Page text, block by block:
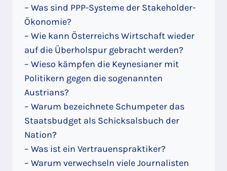
– Was sind PPP-Systeme der Stakeholder-
Ökonomie?
– Wie kann Österreichs Wirtschaft wieder
auf die Überholspur gebracht werden?
– Wieso kämpfen die Keynesianer mit
Politikern gegen die sogenannten
Austrians?
– Warum bezeichnete Schumpeter das
Staatsbudget als Schicksalsbuch der
Nation?
– Was ist ein Vertrauenspraktiker?
– Warum verwechseln viele Journalisten